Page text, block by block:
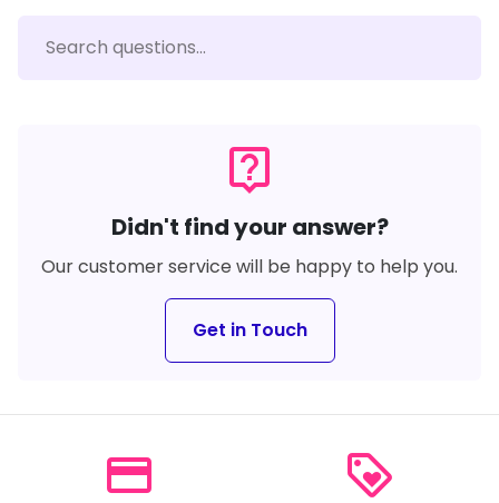
live_help
Didn't find your answer?
Our customer service will be happy to help you.
Get in Touch
payment loyalty